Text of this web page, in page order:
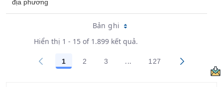
Bản ghi
Hiển thị 1 - 15 of 1.899 kết quả.
Các trang trên cổng
1 Các trang trên cổng
2 Các trang trên cổng
3 ...Trang trung gian Use TAB
Các trang trên cổng
127